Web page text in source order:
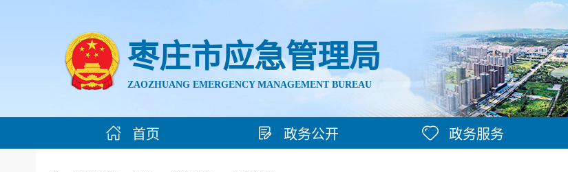
枣庄市应急管理局
ZAOZHUANG EMERGENCY MANAGEMENT BUREAU
首页 政务公开 政务服务